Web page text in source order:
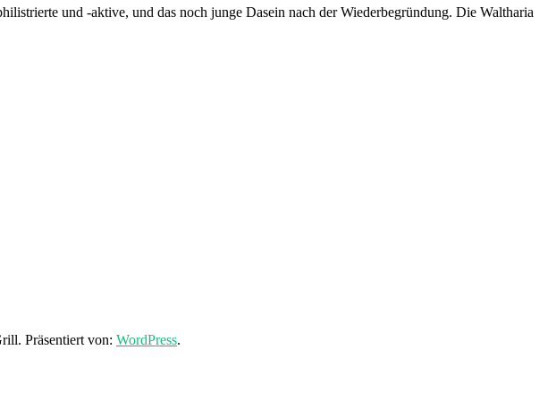
und -aktive, und das noch junge Dasein nach der Wiederbegründung. Die Waltharia
Präsentiert von: WordPress.